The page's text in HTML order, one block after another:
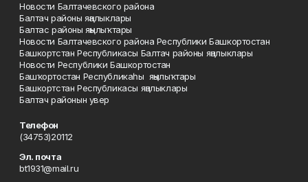
Новости Балтачевского района
Балтач районы яңалыклары
Балтас районы яңылыҡтары
Новости Балтачевского района Республики Башкортостан
Башкортстан Республикасы Балтач районы яңалыклары
Новости Республики Башкортостан
Башҡортостан Республикаһы яңылыҡтары
Башкортстан Республикасы яңалыклары
Балтач районын увер
Телефон
(34753)20112
Эл. почта
bt1931@mail.ru